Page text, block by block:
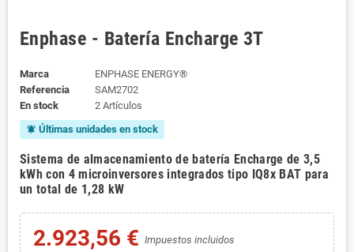
Enphase - Batería Encharge 3T
Marca
ENPHASE ENERGY®
Referencia
SAM2702
En stock
2 Artículos
notifications_active Últimas unidades en stock
Sistema de almacenamiento de batería Encharge de 3,5
kWh con 4 microinversores integrados tipo IQ8x BAT para
un total de 1,28 kW
2.923,56 € Impuestos incluidos